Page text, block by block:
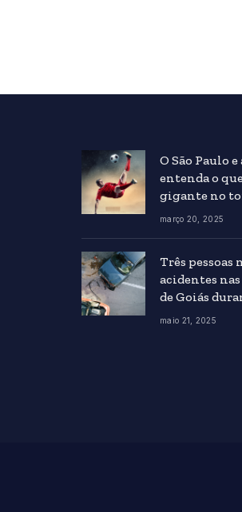
O São Paulo
entenda o
gigante no
março 20, 2025
Três pessoas
acidentes
de Goiás
maio 21, 2025